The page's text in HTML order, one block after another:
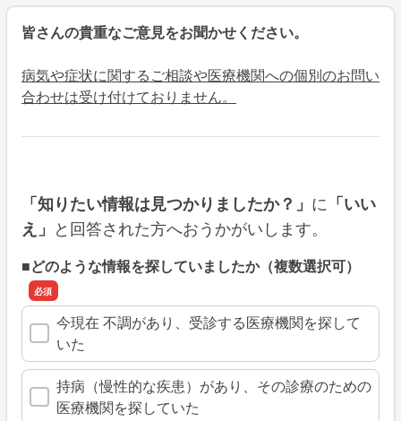
皆さんの貴重なご意見をお聞かせください。
病気や症状に関するご相談や医療機関への個別のお問い
合わせは受け付けておりません。
「知りたい情報は見つかりましたか？」 に 「いい
え」 と回答された方へおうかがいします。
■どのような情報を探していましたか（複数選択可）
今現在 不調があり、受診する医療機関を探して
いた
持病（慢性的な疾患）があり、その診療のための
医療機関を探していた